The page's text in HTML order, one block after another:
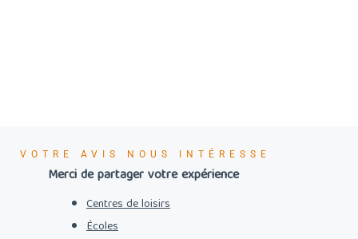
VOTRE AVIS NOUS INTÉRESSE
Merci de partager votre expérience
Centres de loisirs
Écoles